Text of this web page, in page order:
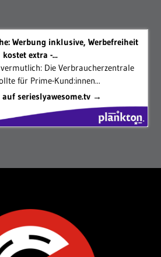
Werbung inklusive, Werbefreiheit
kostet extra -...
Die Verbraucherzentrale
für Prime-Kund:innen...
auf serieslyawesome.tv →